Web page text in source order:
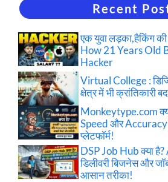
Recent
एक युवा लड़का,हैकिंग की
How 21 Years Old
Hacker
Virtual College :
क्षेत्र में भी
Monkeytype.com
Speed और Accuracy
प्लेटफॉर्म!
DSP Job Hub क्या
डिलीवरी बिजनेस और
आसान तरीका!